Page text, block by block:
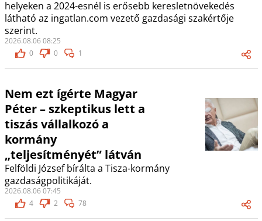
helyeken a 2024-esnél is erősebb keresletnövekedés
látható az ingatlan.com vezető gazdasági szakértője
szerint.
2026.08.06 08:25
0
0 1
Nem ezt ígérte Magyar
Péter – szkeptikus lett a
tiszás vállalkozó a
kormány
„teljesítményét” látván
Felföldi József bírálta a Tisza-kormány
gazdaságpolitikáját.
2026.08.06 07:45
4
2 78